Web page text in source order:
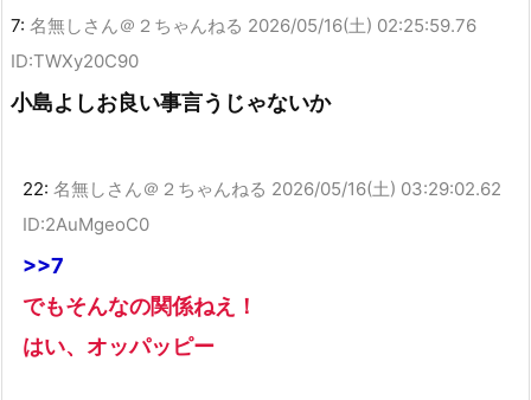
7: 名無しさん＠２ちゃんねる 2026/05/16(土) 02:25:59.76
ID:TWXy20C90
小島よしお良い事言うじゃないか
22: 名無しさん＠２ちゃんねる 2026/05/16(土) 03:29:02.62
ID:2AuMgeoC0
>>7
でもそんなの関係ねえ！
はい、オッパッピー